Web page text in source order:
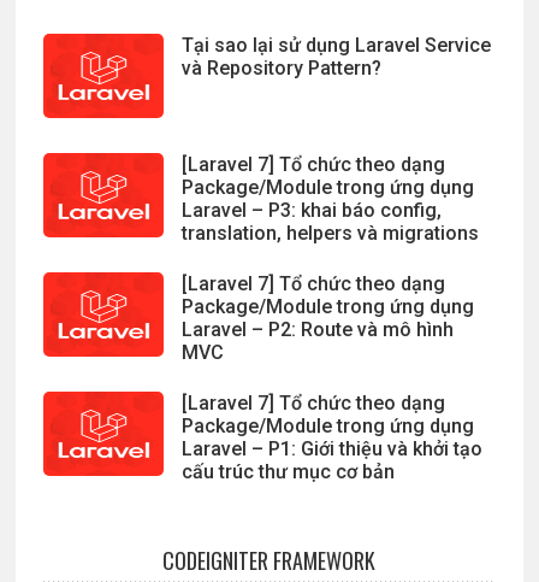
Tại sao lại sử dụng Laravel Service
và Repository Pattern?
[Laravel 7] Tổ chức theo dạng
Package/Module trong ứng dụng
Laravel – P3: khai báo config,
translation, helpers và migrations
[Laravel 7] Tổ chức theo dạng
Package/Module trong ứng dụng
Laravel – P2: Route và mô hình
MVC
[Laravel 7] Tổ chức theo dạng
Package/Module trong ứng dụng
Laravel – P1: Giới thiệu và khởi tạo
cấu trúc thư mục cơ bản
CODEIGNITER FRAMEWORK